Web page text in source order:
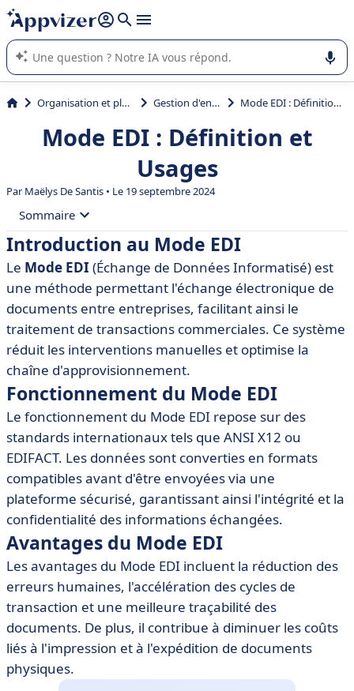
répondre (plusieurs lignes avec
L'IA de Appvizer vous guide dans l'utilisation ou la sélection de
logiciel SaaS en entreprise.
Organisation et planification Gestion d'entreprise Mode EDI : Définition et Usages
Mode EDI : Définition et
Usages
ParMaëlys De Santis • Le 19 septembre 2024
Sommaire
• Introduction au Mode EDI
• Fonctionnement du Mode EDI
• Avantages du Mode EDI
• Applications Pratiques du Mode EDI
• Outils et Logiciels pour le Mode EDI
• Meilleures Pratiques pour l'Implémentation du Mode
EDI
• Conclusion
Introduction au Mode EDI
Le Mode EDI (Échange de Données Informatisé) est
une méthode permettant l'échange électronique de
documents entre entreprises, facilitant ainsi le
traitement de transactions commerciales. Ce système
réduit les interventions manuelles et optimise la
chaîne d'approvisionnement.
Fonctionnement du Mode EDI
Le fonctionnement du Mode EDI repose sur des
standards internationaux tels que ANSI X12 ou
EDIFACT. Les données sont converties en formats
compatibles avant d'être envoyées via une
plateforme sécurisé, garantissant ainsi l'intégrité et la
confidentialité des informations échangées.
Avantages du Mode EDI
Les avantages du Mode EDI incluent la réduction des
erreurs humaines, l'accélération des cycles de
transaction et une meilleure traçabilité des
documents. De plus, il contribue à diminuer les coûts
liés à l'impression et à l'expédition de documents
physiques.